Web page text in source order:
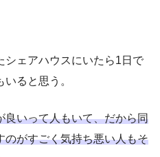
シェアハウスにいたら1日で
ると思う。
良いって人もいて、だから同
のがすごく気持ち悪い人もそ